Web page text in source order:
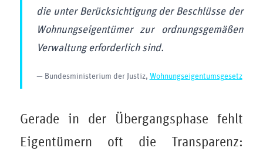
die unter Berücksichtigung der Beschlüsse der
Wohnungseigentümer zur ordnungsgemäßen
Verwaltung erforderlich sind.
— Bundesministerium der Justiz, Wohnungseigentumsgesetz
Gerade in der Übergangsphase fehlt
Eigentümern oft die Transparenz: